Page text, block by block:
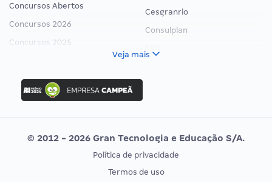
Concursos Abertos
Concursos 2026
Concursos 2025
Concurso Nacional Unificado
Concurso Ibama
Concurso MPU
Editais publicados
Cesgranrio
Consulplan
Vunesp
CONCURSOS POR PROFISSÃO
EXAME DE ORDEM
Veja mais
© 2012 - 2026 Gran Tecnologia e Educação S/A.
Política de privacidade
Termos de uso